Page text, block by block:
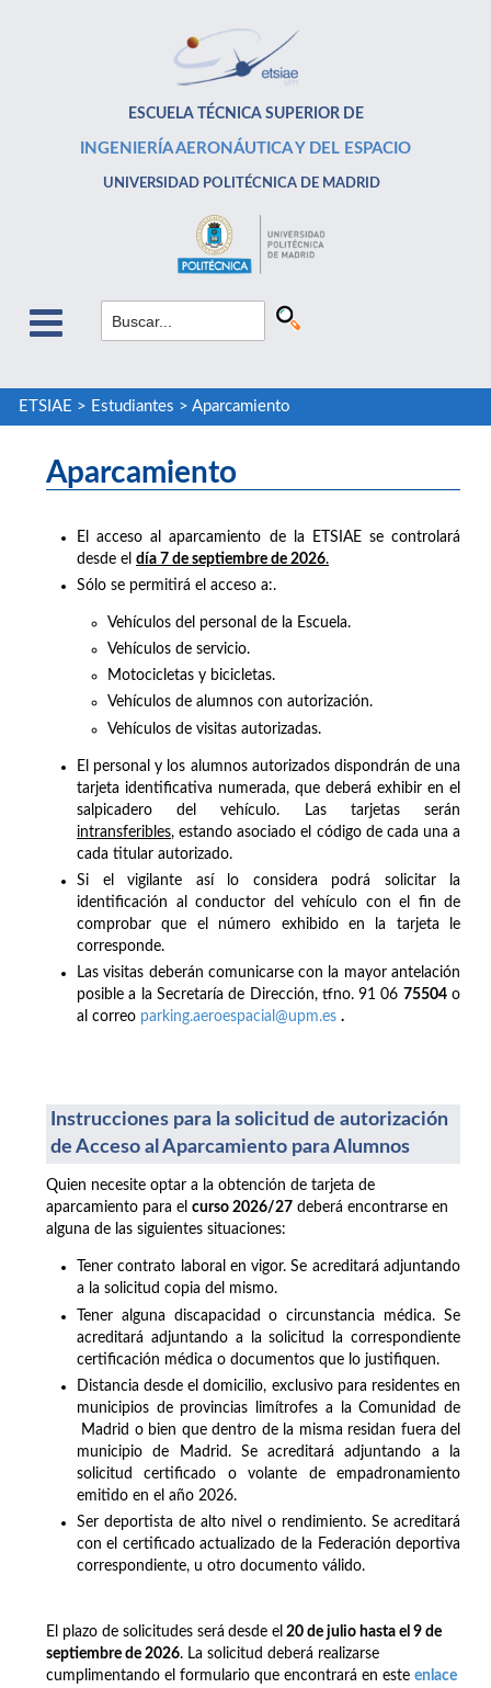
ESCUELA TÉCNICA SUPERIOR DE
INGENIERÍA AERONÁUTICA Y DEL ESPACIO
UNIVERSIDAD POLITÉCNICA DE MADRID
ETSIAE > Estudiantes > Aparcamiento
Aparcamiento
El acceso al aparcamiento de la ETSIAE se controlará
desde el día 7 de septiembre de 2026.
Sólo se permitirá el acceso a:.
Vehículos del personal de la Escuela.
Vehículos de servicio.
Motocicletas y bicicletas.
Vehículos de alumnos con autorización.
Vehículos de visitas autorizadas.
El personal y los alumnos autorizados dispondrán de una
tarjeta identificativa numerada, que deberá exhibir en el
salpicadero del vehículo. Las tarjetas serán
intransferibles, estando asociado el código de cada una a
cada titular autorizado.
Si el vigilante así lo considera podrá solicitar la
identificación al conductor del vehículo con el fin de
comprobar que el número exhibido en la tarjeta le
corresponde.
Las visitas deberán comunicarse con la mayor antelación
posible a la Secretaría de Dirección, tfno. 91 06 75504o
al correo parking.aeroespacial@upm.es .
Instrucciones para la solicitud de autorización
de Acceso al Aparcamiento para Alumnos
Quien necesite optar a la obtención de tarjeta de
aparcamiento para el curso 2026/27 deberá encontrarse en
alguna de las siguientes situaciones:
Tener contrato laboral en vigor. Se acreditará adjuntando
a la solicitud copia del mismo.
Tener alguna discapacidad o circunstancia médica. Se
acreditará adjuntando a la solicitud la correspondiente
certificación médica o documentos que lo justifiquen.
Distancia desde el domicilio, exclusivo para residentes en
municipios de provincias limítrofes a la Comunidad de
Madrid o bien que dentro de la misma residan fuera del
municipio de Madrid. Se acreditará adjuntando a la
solicitud certificado o volante de empadronamiento
emitido en el año 2026.
Ser deportista de alto nivel o rendimiento. Se acreditará
con el certificado actualizado de la Federación deportiva
correspondiente, u otro documento válido.
El plazo de solicitudes será desde el 20 de julio hasta el 9 de
septiembre de 2026. La solicitud deberá realizarse
cumplimentando el formulario que encontrará en este enlace